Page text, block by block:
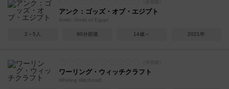
アンク：ゴッズ・オブ・エジプト
Ankh: Gods of Egypt
2～5人 90分前後 14歳～ 2021年
ワーリング・ウィッチクラフト
Whirling Witchcraft